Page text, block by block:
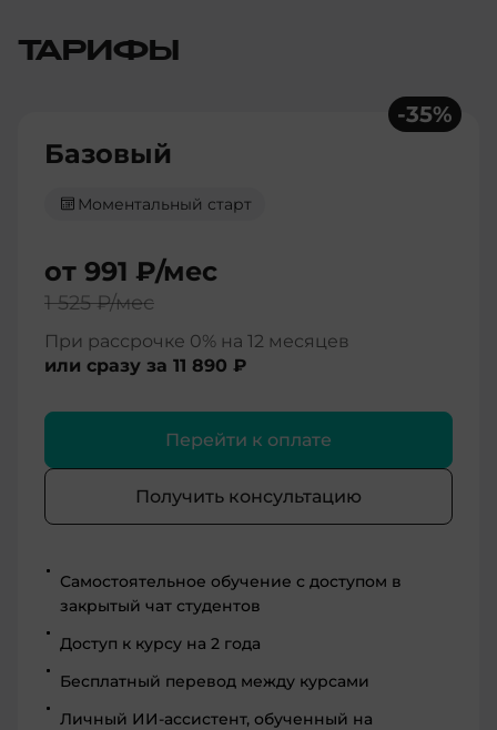
ТАРИФЫ
-35%
Базовый
Моментальный старт
от 991 ₽/мес
1 525 ₽/мес
При рассрочке 0% на 12 месяцев
или сразу за 11 890 ₽
Перейти к оплате
Получить консультацию
Самостоятельное обучение с доступом в
закрытый чат студентов
Доступ к курсу на 2 года
Бесплатный перевод между курсами
Личный ИИ-ассистент, обученный на